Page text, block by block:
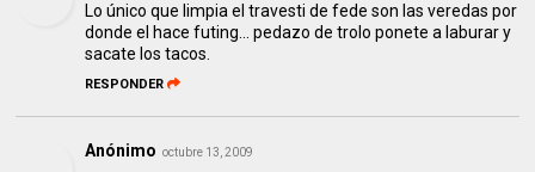
Lo único que limpia el travesti de fede son las veredas por
donde el hace futing... pedazo de trolo ponete a laburar y
sacate los tacos.
RESPONDER
Anónimo octubre 13, 2009